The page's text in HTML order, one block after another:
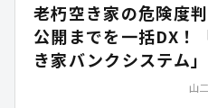
老朽空き家の危険度
公開までを一括DX！
き家バンクシステム」
山